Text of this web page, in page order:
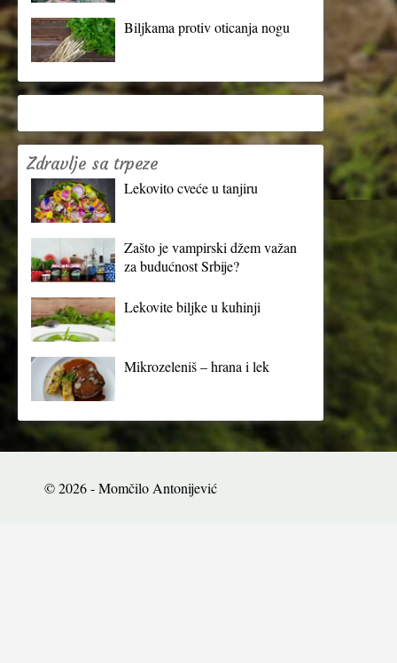
Biljkama protiv oticanja nogu
Zdravlje sa trpeze
Lekovito cveće u tanjiru
Zašto je vampirski džem važan
za budućnost Srbije?
Lekovite biljke u kuhinji
Mikrozeleniš – hrana i lek
© 2026 - Momčilo Antonijević